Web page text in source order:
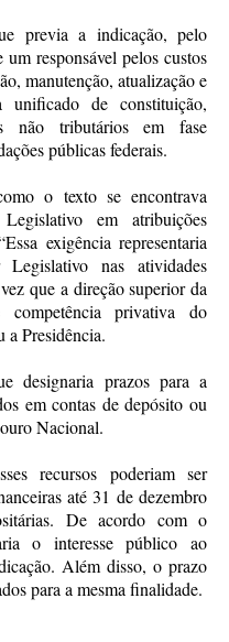
previa a indicação, pelo
responsável pelos custos
manutenção, atualização e
unificado de constituição,
não tributários em fase
públicas federais.
o texto se encontrava
em atribuições
exigência representaria
nas atividades
que a direção superior da
competência privativa do
a Presidência.
designaria prazos para a
em contas de depósito ou
Nacional.
recursos poderiam ser
até 31 de dezembro
De acordo com o
o interesse público ao
Além disso, o prazo
para a mesma finalidade.